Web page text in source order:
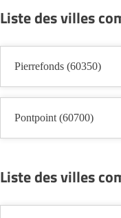
Liste des villes
Pierrefonds (60350)
Pontpoint (60700)
Liste des villes